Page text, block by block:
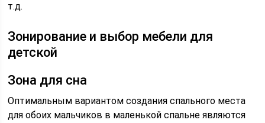
т.д.
Зонирование и выбор мебели для
детской
Зона для сна
Оптимальным вариантом создания спального места
для обоих мальчиков в маленькой спальне являются